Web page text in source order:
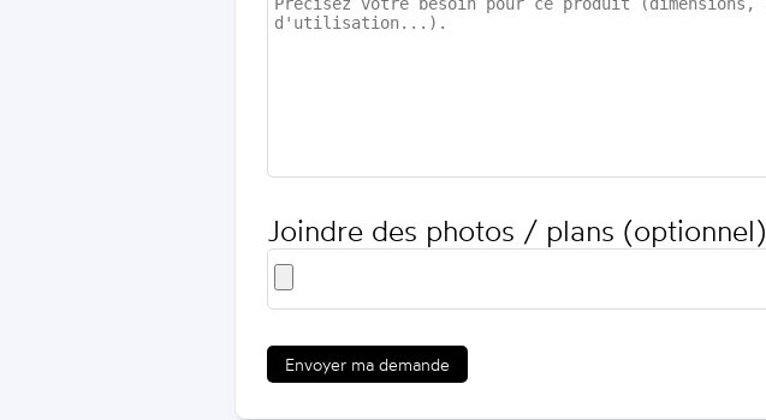
Joindre des photos / plans (optionnel)
Envoyer ma demande